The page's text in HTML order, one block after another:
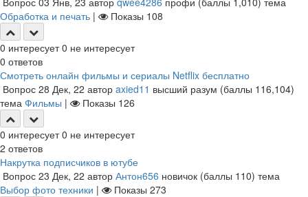
Обработка и печать | Показы 108
0 интересует 0 не интересует
0 ответов
Смотреть онлайн фильмы и сериалы Netflix бесплатно
Вопрос 28 Дек, 22 автор axied11 высший разум (баллы 116,104)
тема Фильмы | Показы 126
0 интересует 0 не интересует
2 ответов
Накрутка подписчиков в ютубе
Вопрос 23 Дек, 22 автор Антон656 новичок (баллы 110) тема
Выбор фото техники | Показы 273